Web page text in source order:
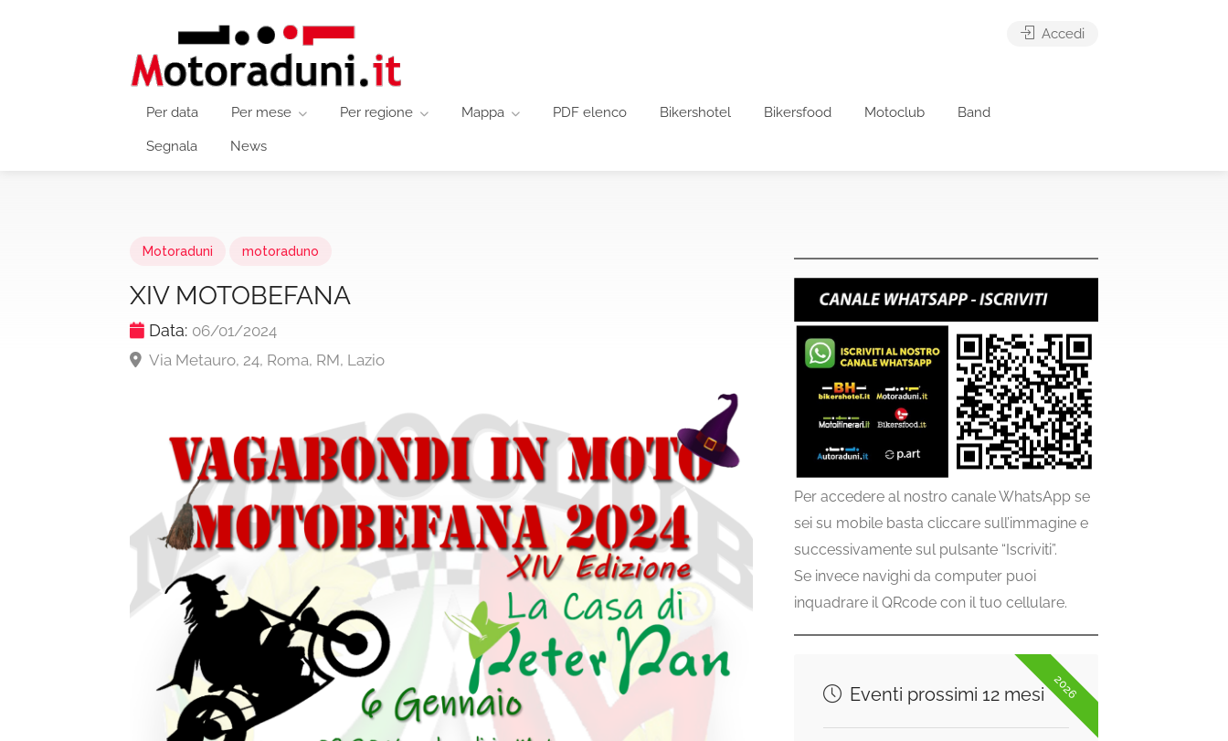
Per data Per mese Per regione Mappa PDF elenco Bikershotel Bikersfood Motoclub Band
Segnala News
Accedi
Motoraduni motoraduno
XIV MOTOBEFANA
Data: 06/01/2024
Via Metauro, 24, Roma, RM, Lazio
Per accedere al nostro canale WhatsApp se
sei su mobile basta cliccare sull’immagine e
successivamente sul pulsante “Iscriviti”.
Se invece navighi da computer puoi
inquadrare il QRcode con il tuo cellulare.
2026
Eventi prossimi 12 mesi